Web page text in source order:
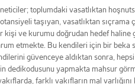
toplumdaki vasatlıktan
taşıyan, vasatlıktan sıçrama
kişi ve kurumu doğrudan hedef haline
etmekte. Bu kendileri için bir beka
güvenceye aldıktan sonra,
dedikodusunu yapmakta mahsur
farklı vakıfların mal varlığını